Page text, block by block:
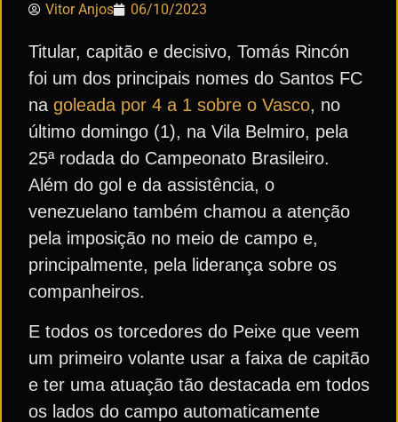
Vitor Anjos 06/10/2023
Titular, capitão e decisivo, Tomás Rincón
foi um dos principais nomes do Santos FC
na goleada por 4 a 1 sobre o Vasco, no
último domingo (1), na Vila Belmiro, pela
25ª rodada do Campeonato Brasileiro.
Além do gol e da assistência, o
venezuelano também chamou a atenção
pela imposição no meio de campo e,
principalmente, pela liderança sobre os
companheiros.
E todos os torcedores do Peixe que veem
um primeiro volante usar a faixa de capitão
e ter uma atuação tão destacada em todos
os lados do campo automaticamente